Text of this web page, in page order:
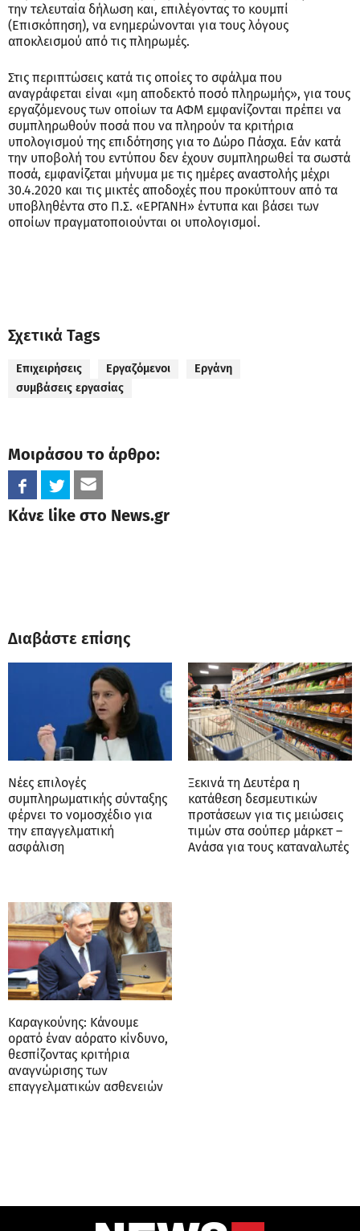
την τελευταία δήλωση και, επιλέγοντας το κουμπί
(Επισκόπηση), να ενημερώνονται για τους λόγους
αποκλεισμού από τις πληρωμές.
Στις περιπτώσεις κατά τις οποίες το σφάλμα που
αναγράφεται είναι «μη αποδεκτό ποσό πληρωμής», για τους
εργαζόμενους των οποίων τα ΑΦΜ εμφανίζονται πρέπει να
συμπληρωθούν ποσά που να πληρούν τα κριτήρια
υπολογισμού της επιδότησης για το Δώρο Πάσχα. Εάν κατά
την υποβολή του εντύπου δεν έχουν συμπληρωθεί τα σωστά
ποσά, εμφανίζεται μήνυμα με τις ημέρες αναστολής μέχρι
30.4.2020 και τις μικτές αποδοχές που προκύπτουν από τα
υποβληθέντα στο Π.Σ. «ΕΡΓΑΝΗ» έντυπα και βάσει των
οποίων πραγματοποιούνται οι υπολογισμοί.
Σχετικά Tags
Επιχειρήσεις Εργαζόμενοι
Εργάνη
συμβάσεις εργασίας
Μοιράσου το άρθρο:
Κάνε like στο News.gr
Διαβάστε επίσης
Νέες επιλογές
συμπληρωματικής σύνταξης
φέρνει το νομοσχέδιο για
την επαγγελματική
ασφάλιση
Ξεκινά τη Δευτέρα η
κατάθεση δεσμευτικών
προτάσεων για τις μειώσεις
τιμών στα σούπερ μάρκετ –
Ανάσα για τους καταναλωτές
Καραγκούνης: Κάνουμε
ορατό έναν αόρατο κίνδυνο,
θεσπίζοντας κριτήρια
αναγνώρισης των
επαγγελματικών ασθενειών